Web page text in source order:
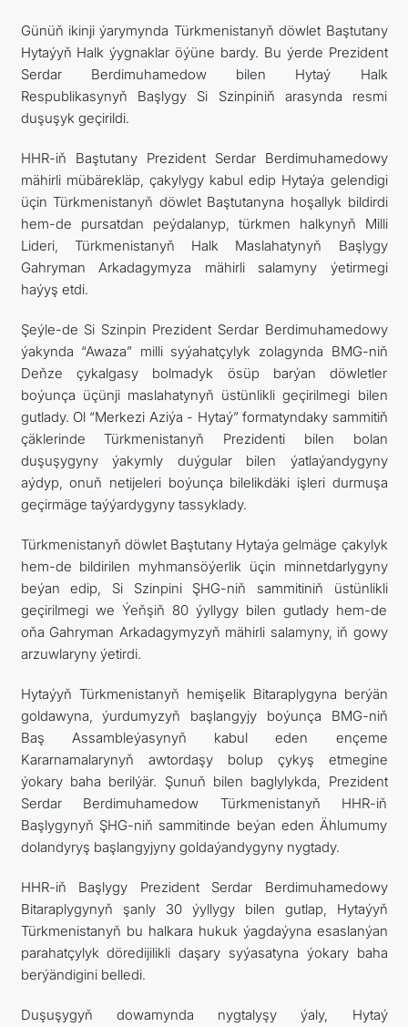
Günüň ikinji ýarymynda Türkmenistanyň döwlet Baştutany
Hytaýyň Halk ýygnaklar öýüne bardy. Bu ýerde Prezident
Serdar Berdimuhamedow bilen Hytaý Halk
Respublikasynyň Başlygy Si Szinpiniň arasynda resmi
duşuşyk geçirildi.
HHR-iň Baştutany Prezident Serdar Berdimuhamedowy
mähirli mübärekläp, çakylygy kabul edip Hytaýa gelendigi
üçin Türkmenistanyň döwlet Baştutanyna hoşallyk bildirdi
hem-de pursatdan peýdalanyp, türkmen halkynyň Milli
Lideri, Türkmenistanyň Halk Maslahatynyň Başlygy
Gahryman Arkadagymyza mähirli salamyny ýetirmegi
haýyş etdi.
Şeýle-de Si Szinpin Prezident Serdar Berdimuhamedowy
ýakynda “Awaza” milli syýahatçylyk zolagynda BMG-niň
Deňze çykalgasy bolmadyk ösüp barýan döwletler
boýunça üçünji maslahatynyň üstünlikli geçirilmegi bilen
gutlady. Ol “Merkezi Aziýa - Hytaý” formatyndaky sammitiň
çäklerinde Türkmenistanyň Prezidenti bilen bolan
duşuşygyny ýakymly duýgular bilen ýatlaýandygyny
aýdyp, onuň netijeleri boýunça bilelikdäki işleri durmuşa
geçirmäge taýýardygyny tassyklady.
Türkmenistanyň döwlet Baştutany Hytaýa gelmäge çakylyk
hem-de bildirilen myhmansöýerlik üçin minnetdarlygyny
beýan edip, Si Szinpini ŞHG-niň sammitiniň üstünlikli
geçirilmegi we Ýeňşiň 80 ýyllygy bilen gutlady hem-de
oňa Gahryman Arkadagymyzyň mähirli salamyny, iň gowy
arzuwlaryny ýetirdi.
Hytaýyň Türkmenistanyň hemişelik Bitaraplygyna berýän
goldawyna, ýurdumyzyň başlangyjy boýunça BMG-niň
Baş Assambleýasynyň kabul eden ençeme
Kararnamalarynyň awtordaşy bolup çykyş etmegine
ýokary baha berilýär. Şunuň bilen baglylykda, Prezident
Serdar Berdimuhamedow Türkmenistanyň HHR-iň
Başlygynyň ŞHG-niň sammitinde beýan eden Ählumumy
dolandyryş başlangyjyny goldaýandygyny nygtady.
HHR-iň Başlygy Prezident Serdar Berdimuhamedowy
Bitaraplygynyň şanly 30 ýyllygy bilen gutlap, Hytaýyň
Türkmenistanyň bu halkara hukuk ýagdaýyna esaslanýan
parahatçylyk döredijilikli daşary syýasatyna ýokary baha
berýändigini belledi.
Duşuşygyň dowamynda nygtalyşy ýaly, Hytaý